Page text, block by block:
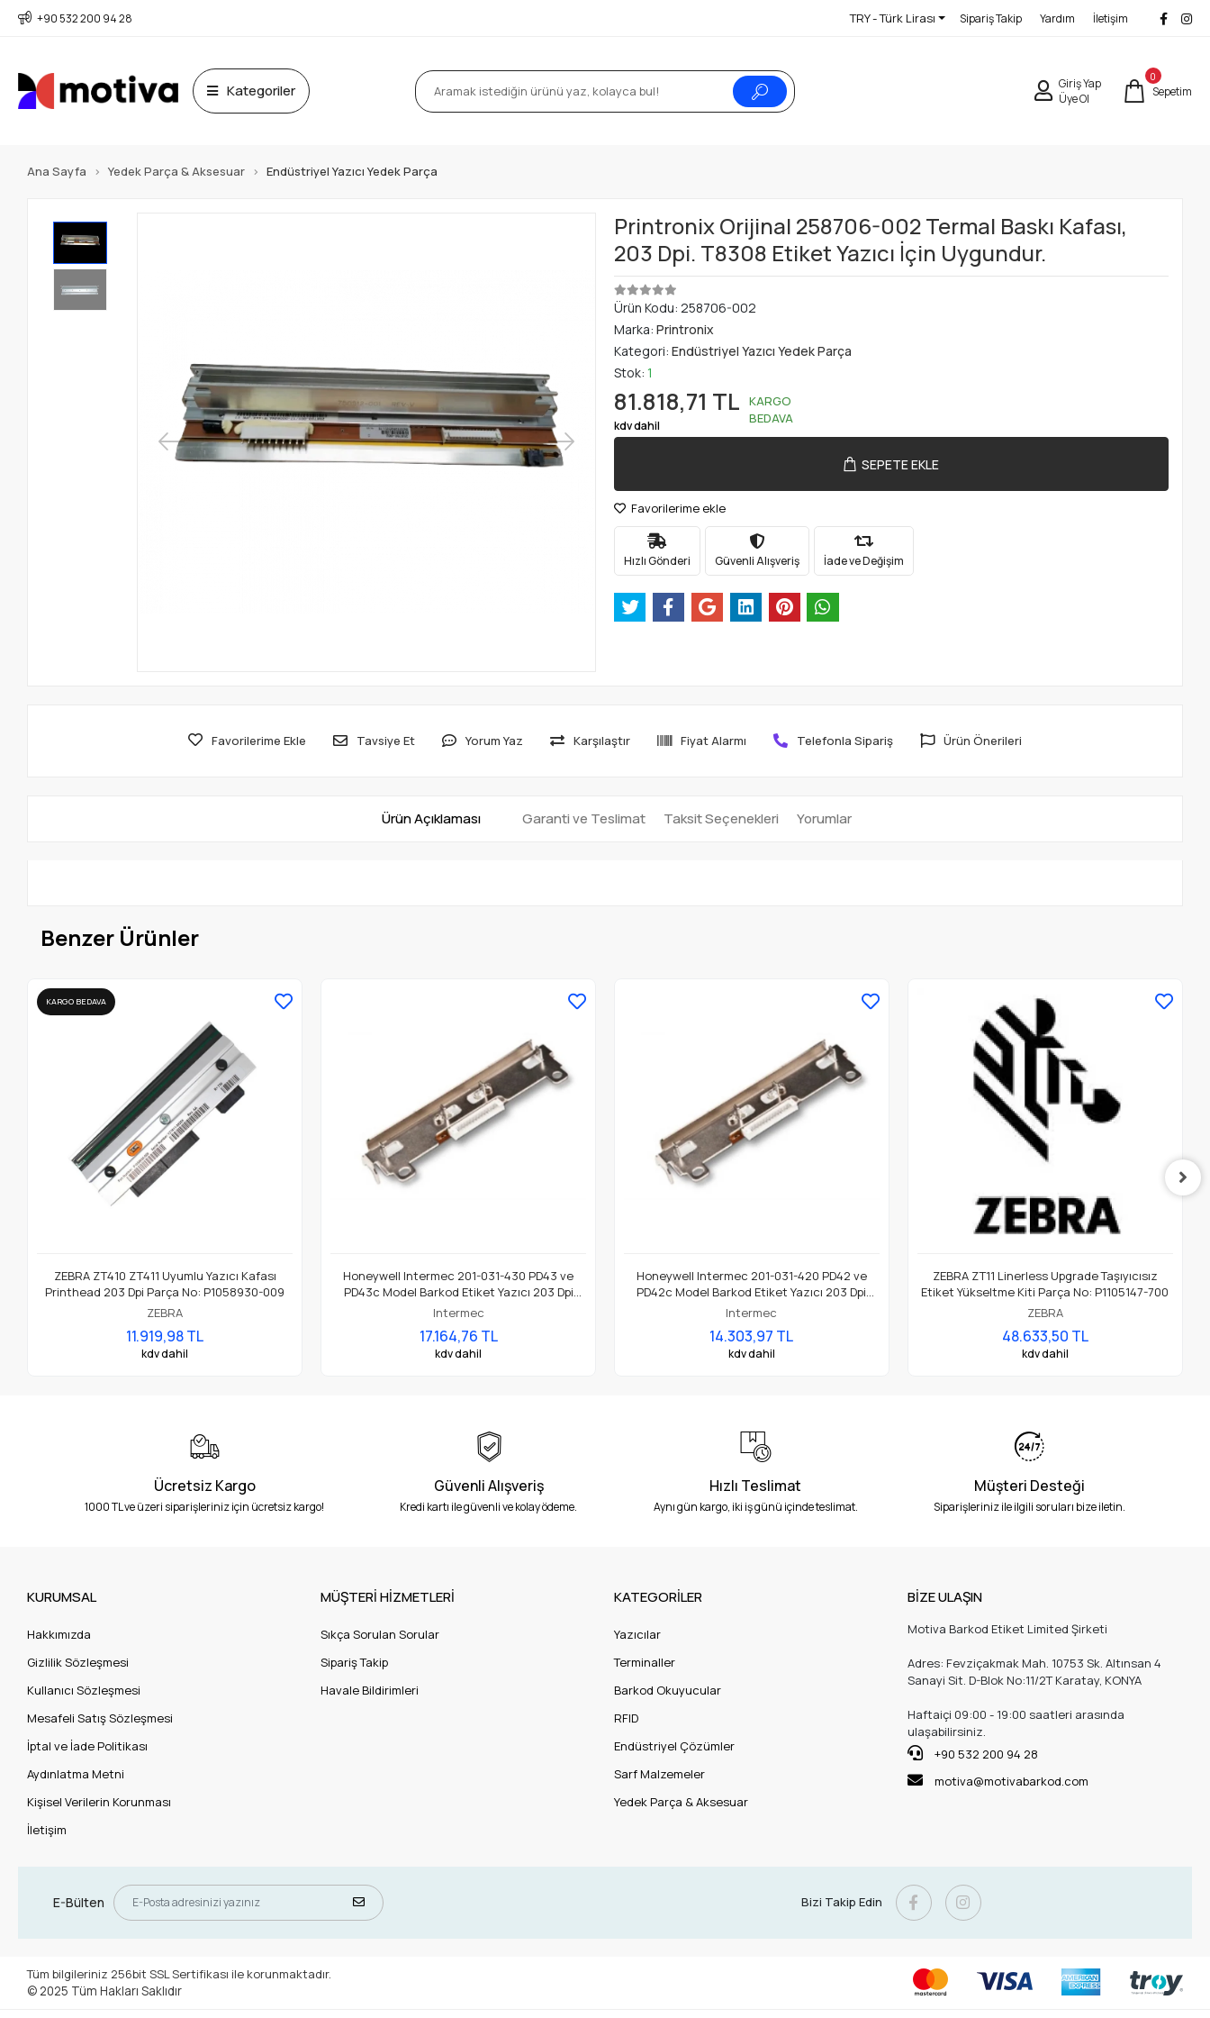
+90 532 200 94 28 TRY - Türk Lirası Sipariş Takip Yardım İletişim
Kategoriler
Giriş Yap
Üye Ol
0
Sepetim
Ana Sayfa Yedek Parça & Aksesuar Endüstriyel Yazıcı Yedek Parça
Printronix Orijinal 258706-002 Termal Baskı Kafası,
203 Dpi. T8308 Etiket Yazıcı İçin Uygundur.
Ürün Kodu: 258706-002
Marka: Printronix
Kategori: Endüstriyel Yazıcı Yedek Parça
Stok: 1
81.818,71 TL
kdv dahil
KARGO
BEDAVA
SEPETE EKLE
Favorilerime ekle
Hızlı Gönderi Güvenli Alışveriş İade ve Değişim
Favorilerime Ekle Tavsiye Et Yorum Yaz Karşılaştır Fiyat Alarmı Telefonla Sipariş Ürün Önerileri
Ürün Açıklaması Garanti ve Teslimat Taksit Seçenekleri Yorumlar
Benzer Ürünler
KARGO BEDAVA
ZEBRA ZT410 ZT411 Uyumlu Yazıcı Kafası
Printhead 203 Dpi Parça No: P1058930-009
ZEBRA
11.919,98 TL
kdv dahil
Honeywell Intermec 201-031-430 PD43 ve
PD43c Model Barkod Etiket Yazıcı 203 Dpi
Termal Baskı Kafası
Intermec
17.164,76 TL
kdv dahil
Honeywell Intermec 201-031-420 PD42 ve
PD42c Model Barkod Etiket Yazıcı 203 Dpi
Termal Baskı Kafası
Intermec
14.303,97 TL
kdv dahil
ZEBRA ZT11 Linerless Upgrade Taşıyıcısız
Etiket Yükseltme Kiti Parça No: P1105147-700
ZEBRA
48.633,50 TL
kdv dahil
Ücretsiz Kargo
1000 TL ve üzeri siparişleriniz için ücretsiz kargo!
Güvenli Alışveriş
Kredi kartı ile güvenli ve kolay ödeme.
Hızlı Teslimat
Aynı gün kargo, iki iş günü içinde teslimat.
Müşteri Desteği
Siparişleriniz ile ilgili soruları bize iletin.
KURUMSAL
Hakkımızda
Gizlilik Sözleşmesi
Kullanıcı Sözleşmesi
Mesafeli Satış Sözleşmesi
İptal ve İade Politikası
Aydınlatma Metni
Kişisel Verilerin Korunması
İletişim
MÜŞTERİ HİZMETLERİ
Sıkça Sorulan Sorular
Sipariş Takip
Havale Bildirimleri
KATEGORİLER
Yazıcılar
Terminaller
Barkod Okuyucular
RFID
Endüstriyel Çözümler
Sarf Malzemeler
Yedek Parça & Aksesuar
BİZE ULAŞIN
Motiva Barkod Etiket Limited Şirketi
Adres: Fevziçakmak Mah. 10753 Sk. Altınsan 4
Sanayi Sit. D-Blok No:11/2T Karatay, KONYA
Haftaiçi 09:00 - 19:00 saatleri arasında
ulaşabilirsiniz.
+90 532 200 94 28
motiva@motivabarkod.com
E-Bülten Bizi Takip Edin
Tüm bilgileriniz 256bit SSL Sertifikası ile korunmaktadır.
© 2025 Tüm Hakları Saklıdır